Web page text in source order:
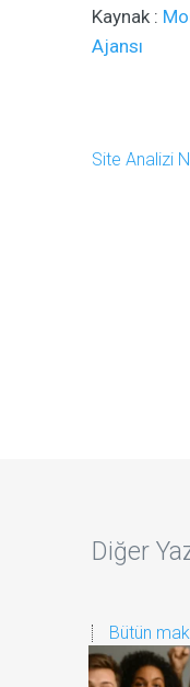
Kaynak :
Ajansı
Site Analizi
Diğer
Bütün